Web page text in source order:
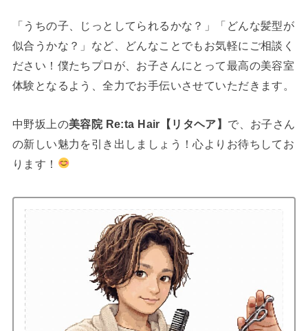
「うちの子、じっとしてられるかな？」「どんな髪型が
似合うかな？」など、どんなことでもお気軽にご相談く
ださい！僕たちプロが、お子さんにとって最高の美容室
体験となるよう、全力でお手伝いさせていただきます。
中野坂上の美容院 Re:ta Hair【リタヘア】 で、お子さん
の新しい魅力を引き出しましょう！心よりお待ちしてお
ります！